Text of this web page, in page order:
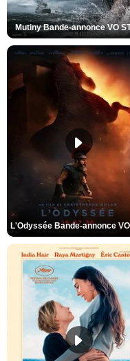
Mutiny Bande-annonce VO